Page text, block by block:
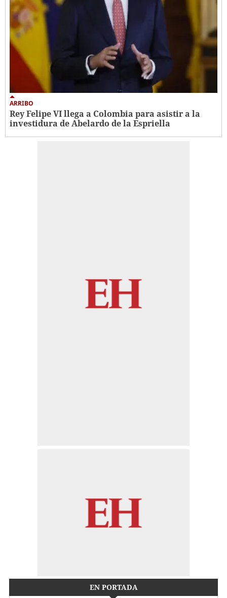
ARRIBO
Rey Felipe VI llega a Colombia para asistir a la
investidura de Abelardo de la Espriella
EN PORTADA